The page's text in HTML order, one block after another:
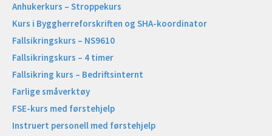
Anhukerkurs – Stroppekurs
Kurs i Byggherreforskriften og SHA-koordinator
Fallsikringskurs – NS9610
Fallsikringskurs – 4 timer
Fallsikring kurs – Bedriftsinternt
Farlige småverktøy
FSE-kurs med førstehjelp
Instruert personell med førstehjelp